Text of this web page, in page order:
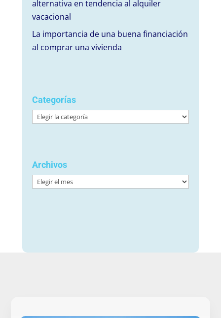
alternativa en tendencia al alquiler
vacacional
La importancia de una buena financiación
al comprar una vivienda
Categorías
Categorías
Archivos
Archivos